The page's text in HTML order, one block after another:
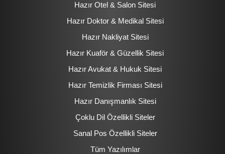
Hazır Otel & Salon Sitesi
Hazır Doktor & Medikal Sitesi
Hazır Nakliyat Sitesi
Hazır Kuaför & Güzellik Sitesi
Hazır Avukat & Hukuk Sitesi
Hazır Temizlik Firması Sitesi
Hazır Danışmanlık Sitesi
Çoklu Dil Özellikli Siteler
Sanal Pos Özellikli Siteler
Tüm Yazılımlar